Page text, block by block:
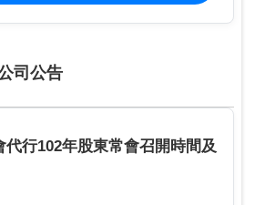
司公告
行102年股東常會召開時間及